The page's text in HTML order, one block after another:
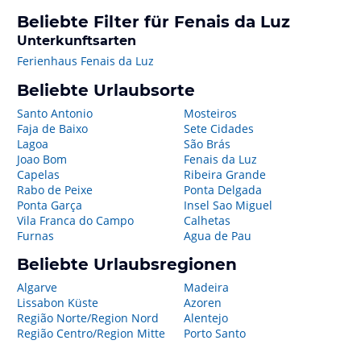
Beliebte Filter für Fenais da Luz
Unterkunftsarten
Ferienhaus Fenais da Luz
Beliebte Urlaubsorte
Santo Antonio
Faja de Baixo
Lagoa
Joao Bom
Capelas
Rabo de Peixe
Ponta Garça
Vila Franca do Campo
Furnas
Mosteiros
Sete Cidades
São Brás
Fenais da Luz
Ribeira Grande
Ponta Delgada
Insel Sao Miguel
Calhetas
Agua de Pau
Beliebte Urlaubsregionen
Algarve
Lissabon Küste
Região Norte/Region Nord
Região Centro/Region Mitte
Madeira
Azoren
Alentejo
Porto Santo